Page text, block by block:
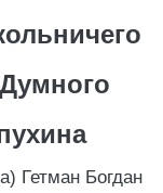
Гетман Богдан